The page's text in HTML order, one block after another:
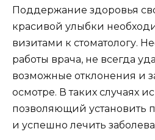
Поддержание здоровья
красивой улыбки
визитами к стоматологу.
работы врача, не всегда
возможные отклонения и
осмотре. В таких случаях
позволяющий установить
и успешно лечить